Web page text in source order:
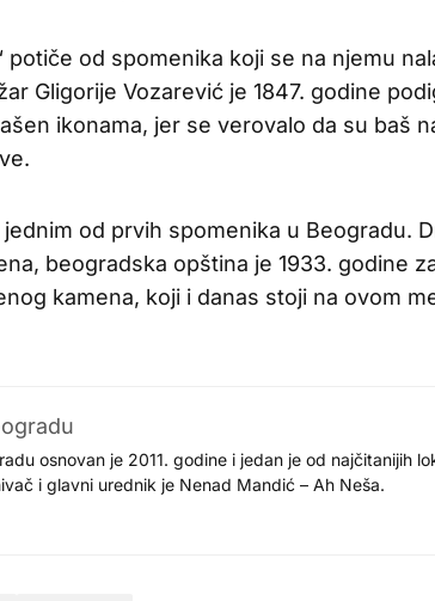
potiče od spomenika koji se na njemu
Gligorije Vozarević je 1847. godine
ikonama, jer se verovalo da su baš
od prvih spomenika u Beogradu.
beogradska opština je 1933. godine
kamena, koji i danas stoji na ovom
osnovan je 2011. godine i jedan je od najčitanijih
i glavni urednik je Nenad Mandić – Ah Neša.